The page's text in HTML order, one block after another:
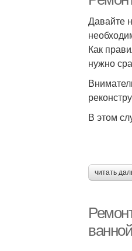
Давайте
Как
нужно
В этом
читать